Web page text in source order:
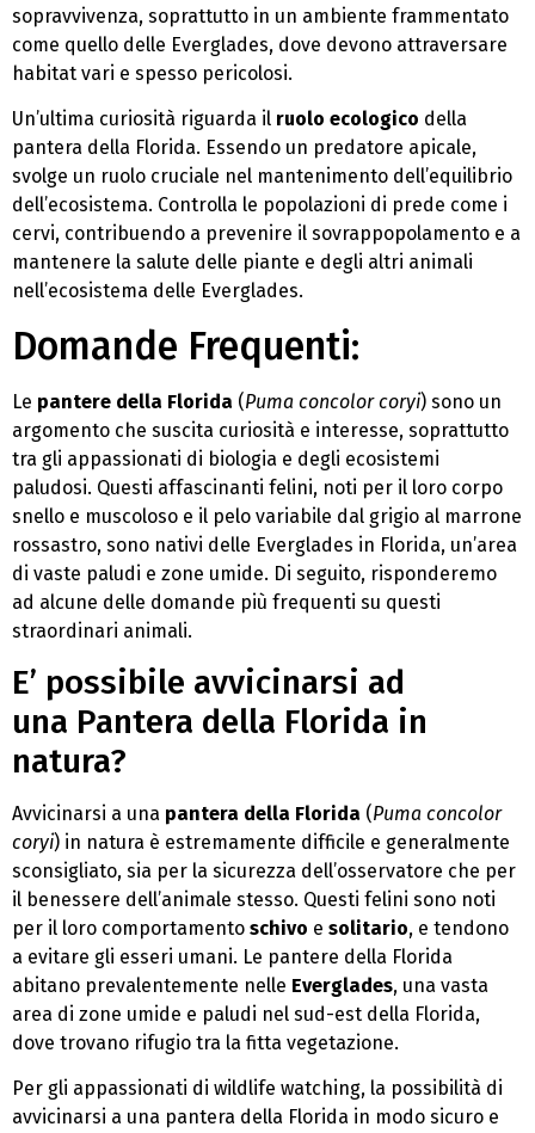
sopravvivenza, soprattutto in un ambiente frammentato
come quello delle Everglades, dove devono attraversare
habitat vari e spesso pericolosi.
Un’ultima curiosità riguarda il ruolo ecologico della
pantera della Florida. Essendo un predatore apicale,
svolge un ruolo cruciale nel mantenimento dell’equilibrio
dell’ecosistema. Controlla le popolazioni di prede come i
cervi, contribuendo a prevenire il sovrappopolamento e a
mantenere la salute delle piante e degli altri animali
nell’ecosistema delle Everglades.
Domande Frequenti:
Le pantere della Florida (Puma concolor coryi) sono un
argomento che suscita curiosità e interesse, soprattutto
tra gli appassionati di biologia e degli ecosistemi
paludosi. Questi affascinanti felini, noti per il loro corpo
snello e muscoloso e il pelo variabile dal grigio al marrone
rossastro, sono nativi delle Everglades in Florida, un’area
di vaste paludi e zone umide. Di seguito, risponderemo
ad alcune delle domande più frequenti su questi
straordinari animali.
E’ possibile avvicinarsi ad
una Pantera della Florida in
natura?
Avvicinarsi a una pantera della Florida (Puma concolor
coryi) in natura è estremamente difficile e generalmente
sconsigliato, sia per la sicurezza dell’osservatore che per
il benessere dell’animale stesso. Questi felini sono noti
per il loro comportamento schivo e solitario, e tendono
a evitare gli esseri umani. Le pantere della Florida
abitano prevalentemente nelle Everglades, una vasta
area di zone umide e paludi nel sud-est della Florida,
dove trovano rifugio tra la fitta vegetazione.
Per gli appassionati di wildlife watching, la possibilità di
avvicinarsi a una pantera della Florida in modo sicuro e